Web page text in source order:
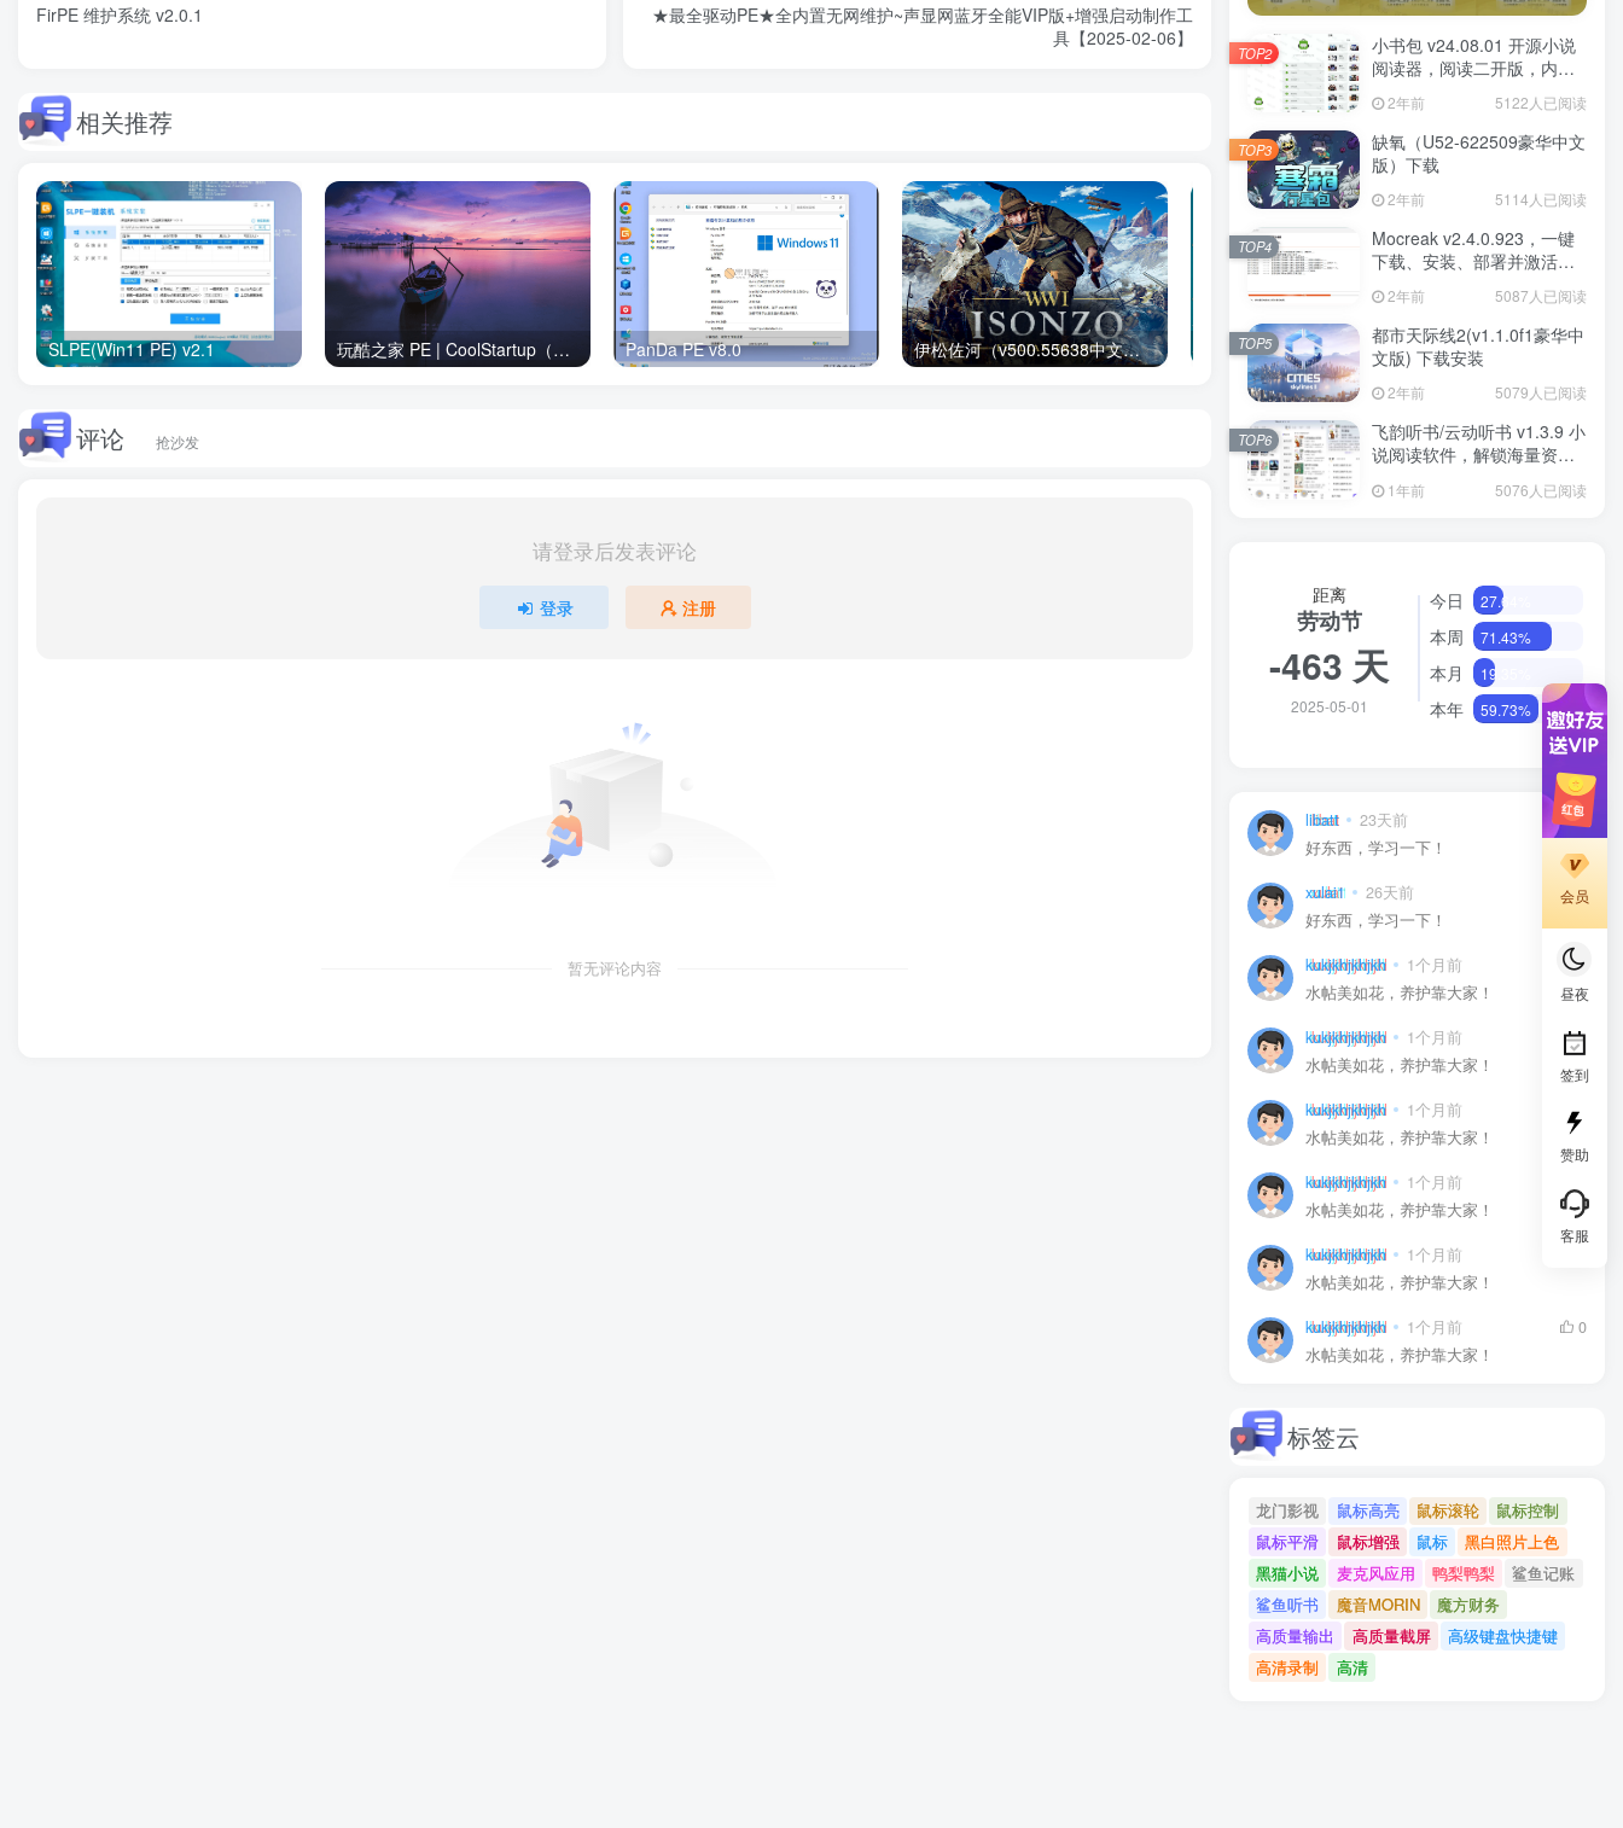
FirPE 维护系统 v2.0.1
★最全驱动PE★全内置无网维护~声显网蓝牙全能VIP版+增强启动制作工
具【2025-02-06】
相关推荐
SLPE(Win11 PE) v2.1 玩酷之家 PE | CoolStartup（12.0） PanDa PE v8.0 伊松佐河（v500.55638中文版）免费下载 PE 维护系统|一盘走天下 03PE+10PE+11PE 3in1 （v2025.02.12）
评论 抢沙发
请登录后发表评论
登录 注册
暂无评论内容
小书包 v24.08.01 开源小说
阅读器，阅读二开版，内置
源小说
2年前 5122人已阅读
TOP2
缺氧（U52-622509豪华中文
版）下载
2年前 5114人已阅读
TOP3
Mocreak v2.4.0.923，一键
下载、安装、部署并激活
Office
2年前 5087人已阅读
TOP4
都市天际线2(v1.1.0f1豪华中
文版) 下载安装
2年前 5079人已阅读
TOP5
飞韵听书/云动听书 v1.3.9 小
说阅读软件，解锁海量资源
1年前 5076人已阅读
TOP6
距离
劳动节
-463 天
2025-05-01
今日 27.64%
本周 71.43%
本月 19.35%
本年 59.73%
libatt 23天前
0
好东西，学习一下！
xulai1 26天前
0
好东西，学习一下！
kukjkhjkhjkh 1个月前
0
水帖美如花，养护靠大家！
kukjkhjkhjkh 1个月前
0
水帖美如花，养护靠大家！
kukjkhjkhjkh 1个月前
0
水帖美如花，养护靠大家！
kukjkhjkhjkh 1个月前
水帖美如花，养护靠大家！
kukjkhjkhjkh 1个月前
水帖美如花，养护靠大家！
kukjkhjkhjkh 1个月前
0
水帖美如花，养护靠大家！
标签云
龙门影视 鼠标高亮 鼠标滚轮
鼠标控制
鼠标平滑
鼠标增强 鼠标
黑白照片上色
黑猫小说
麦克风应用 鸭梨鸭梨
鲨鱼记账
鲨鱼听书
魔音MORIN
魔方财务
高质量输出
高质量截屏
高级键盘快捷键
高清录制
高清
会员
昼夜
签到
赞助
客服